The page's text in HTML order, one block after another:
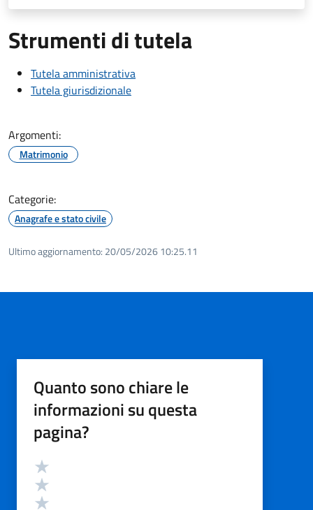
Strumenti di tutela
Tutela amministrativa
Tutela giurisdizionale
Argomenti:
Matrimonio
Categorie:
Anagrafe e stato civile
Ultimo aggiornamento: 20/05/2026 10:25.11
Quanto sono chiare le
informazioni su questa
pagina?
Valutazione